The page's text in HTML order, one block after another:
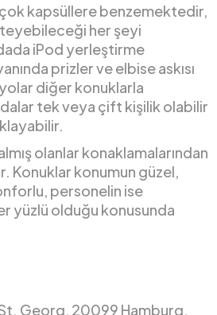
çok kapsüllere benzemektedir,
her şeyi
iPod yerleştirme
prizler ve elbise askısı
diğer konuklarla
tek veya çift kişilik olabilir
olanlar konaklamalarından
Konuklar konumun güzel,
personelin ise
yüzlü olduğu konusunda
Georg, 20099 Hamburg,